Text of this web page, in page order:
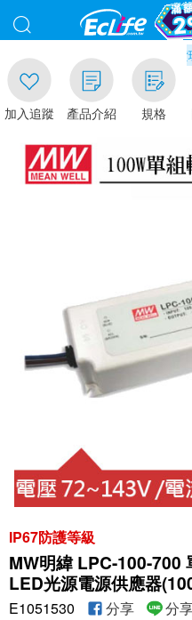
入追蹤 產品介紹 規格
滿千元門市取貨現
IP67防護等級
MW明緯 LPC-100-700
LED光源電源供應器
E1051530 分享 分